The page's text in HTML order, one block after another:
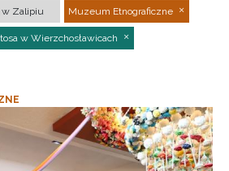
w Zalipiu Muzeum Etnograficzne
w Wierzchosławicach